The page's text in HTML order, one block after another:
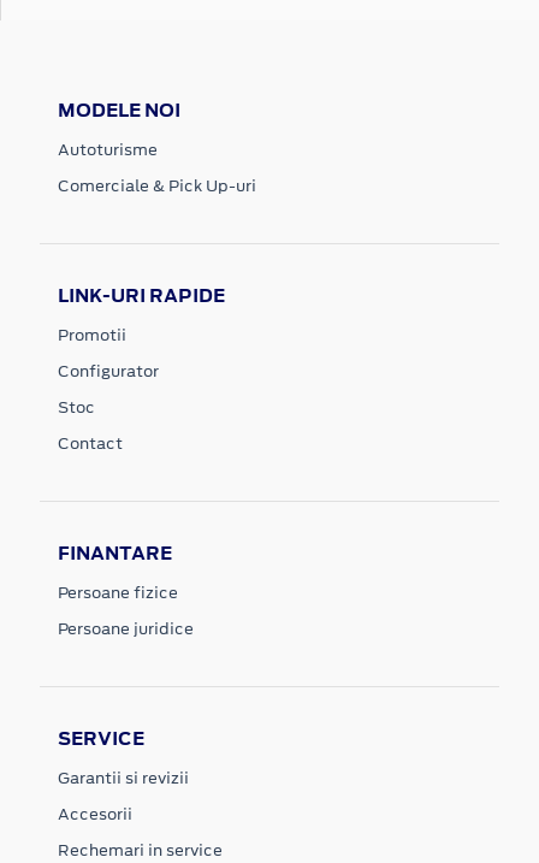
MODELE NOI
Autoturisme
Comerciale & Pick Up-uri
LINK-URI RAPIDE
Promotii
Configurator
Stoc
Contact
FINANTARE
Persoane fizice
Persoane juridice
SERVICE
Garantii si revizii
Accesorii
Rechemari in service